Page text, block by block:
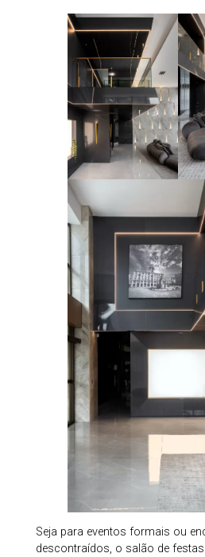
Seja para eventos formais ou
descontraídos, o salão de festas